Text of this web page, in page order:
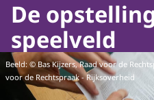
De
speelveld
Beeld: © Bas Kijzers, Raad voor de
voor de Rechtspraak - Rijksoverheid